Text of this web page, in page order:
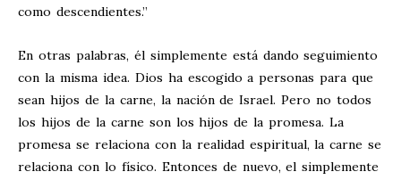
como descendientes.”
En otras palabras, él simplemente está dando seguimiento
con la misma idea. Dios ha escogido a personas para que
sean hijos de la carne, la nación de Israel. Pero no todos
los hijos de la carne son los hijos de la promesa. La
promesa se relaciona con la realidad espiritual, la carne se
relaciona con lo físico. Entonces de nuevo, el simplemente